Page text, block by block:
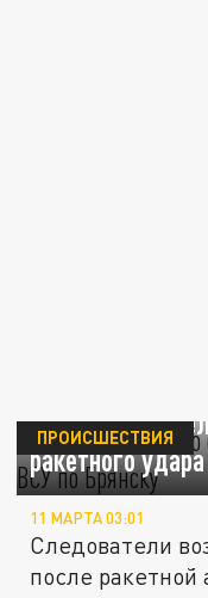
СК возбудил
ракетного
ПРОИСШЕСТВИЯ
11 МАРТА 03:01
Следователи
после ракетной